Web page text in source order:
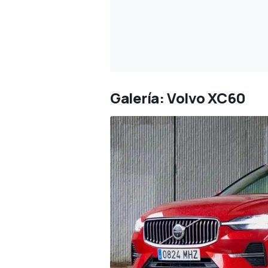
Galería: Volvo XC60